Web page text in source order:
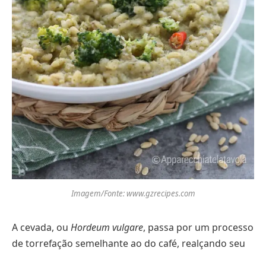
Imagem/Fonte: www.gzrecipes.com
A cevada, ou Hordeum vulgare, passa por um processo
de torrefação semelhante ao do café, realçando seu